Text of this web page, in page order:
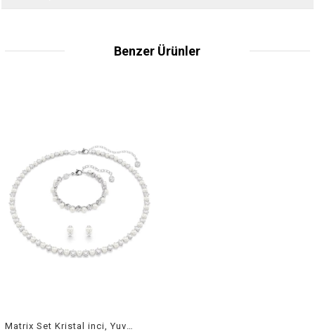
Benzer Ürünler
Matrix Set Kristal inci, Yuvarlak kesim, Beyaz, Rodyum kaplama